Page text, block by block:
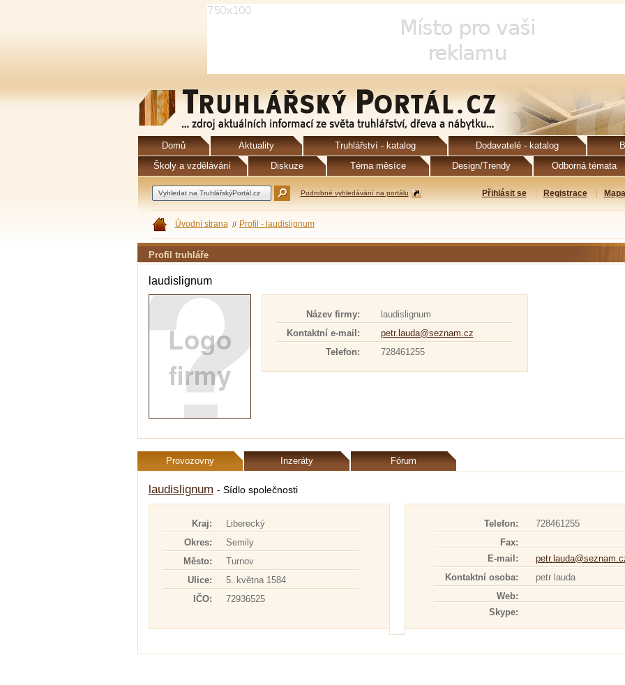
Domů Aktuality Truhlářství - katalog Dodavatelé - katalog
Školy a vzdělávání
Diskuze Téma měsíce Design/Trendy Odborná témata
Podrobné vyhledávání na portálu Přihlásit se Registrace
Úvodní strana Profil - laudislignum
Profil truhláře
laudislignum
Název firmy:
laudislignum
Kontaktní e-mail:
petr.lauda@seznam.cz
Telefon:
728461255
Provozovny Inzeráty Fórum
laudislignum - Sídlo společnosti
Kraj:
Liberecký
Okres:
Semily
Město:
Turnov
Ulice:
5. května 1584
IČO:
72936525
Telefon:
728461255
Fax:
E-mail:
Kontaktní osoba:
petr lauda
Web:
Skype: